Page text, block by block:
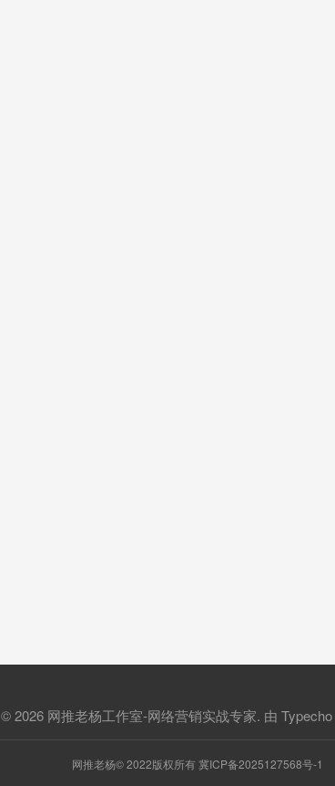
© 2026 网推老杨工作室-网络营销实战专家. 由 Typecho
网推老杨© 2022版权所有冀ICP备2025127568号-1